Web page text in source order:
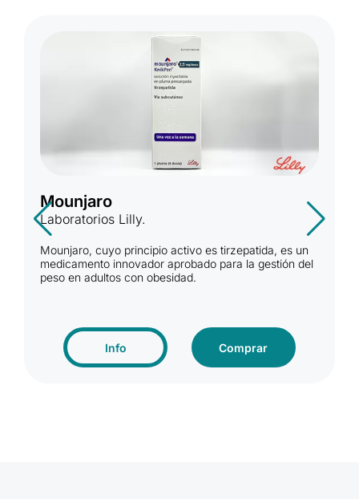
Mounjaro
Laboratorios Lilly.
Mounjaro, cuyo principio activo es tirzepatida, es un
medicamento innovador aprobado para la gestión del
peso en adultos con obesidad.
Info Comprar